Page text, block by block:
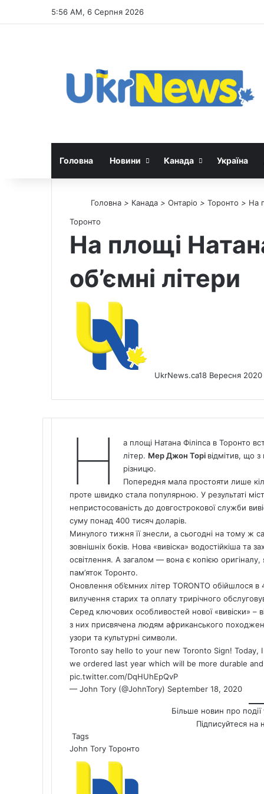
5:56 AM, 6 Серпня 2026
Головна Новини Канада Україна
Головна > Канада > Онтаріо > Торонто > На
Торонто
На площі
об’ємні літери
UkrNews.ca18 Вересня 2020
Н
а площі Натана Філіпса в Торонто
літер. Мер Джон Торі відмітив, що
різницю.
Попередня мала простояти лише
проте швидко стала популярною. У результаті
непристосованість до довгострокової служби
суму понад 400 тисяч доларів.
Минулого тижня її знесли, а сьогодні на тому ж
зовнішніх боків. Нова «вивіска» водостійкіша та
освітлення. А загалом — вона є копією
пам’яток Торонто.
Оновлення об’ємних літер TORONTO обійшлося
вилучення старих та оплату трирічного
Серед ключових особливостей нової «вивіски» –
з них присвячена людям африканського
узори та культурні символи.
Toronto say hello to your new Toronto Sign!
we ordered last year which will be more durable
pic.twitter.com/DqHUhEpQvP
— John Tory (@JohnTory) September 18, 2020
Більше новин про події
Підписуйтеся на
Tags
John Tory Торонто